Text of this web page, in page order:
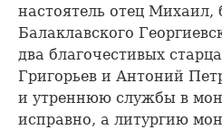
настоятель отец
Балаклавского
два благочестивых
Григорьев и Антоний
и утреннюю службы в
исправно, а литургию